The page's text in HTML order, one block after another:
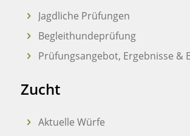
Jagdliche Prüfungen
Begleithundeprüfung
Prüfungsangebot, Ergebnisse &
Zucht
Aktuelle Würfe